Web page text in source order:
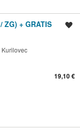
ZG) + GRATIS
Kurilovec
19,10 €